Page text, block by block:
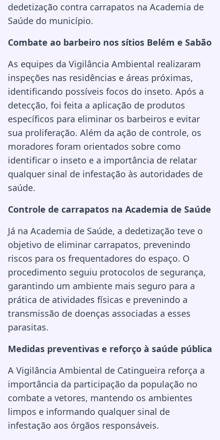
dedetização contra carrapatos na Academia de
Saúde do município.
Combate ao barbeiro nos sítios Belém e Sabão
As equipes da Vigilância Ambiental realizaram
inspeções nas residências e áreas próximas,
identificando possíveis focos do inseto. Após a
detecção, foi feita a aplicação de produtos
específicos para eliminar os barbeiros e evitar
sua proliferação. Além da ação de controle, os
moradores foram orientados sobre como
identificar o inseto e a importância de relatar
qualquer sinal de infestação às autoridades de
saúde.
Controle de carrapatos na Academia de Saúde
Já na Academia de Saúde, a dedetização teve o
objetivo de eliminar carrapatos, prevenindo
riscos para os frequentadores do espaço. O
procedimento seguiu protocolos de segurança,
garantindo um ambiente mais seguro para a
prática de atividades físicas e prevenindo a
transmissão de doenças associadas a esses
parasitas.
Medidas preventivas e reforço à saúde pública
A Vigilância Ambiental de Catingueira reforça a
importância da participação da população no
combate a vetores, mantendo os ambientes
limpos e informando qualquer sinal de
infestação aos órgãos responsáveis.